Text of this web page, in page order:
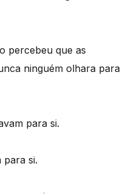
percebeu que as
ninguém olhara para
para si.
para si.